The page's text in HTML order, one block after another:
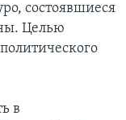
состоявшиеся
Целью
в